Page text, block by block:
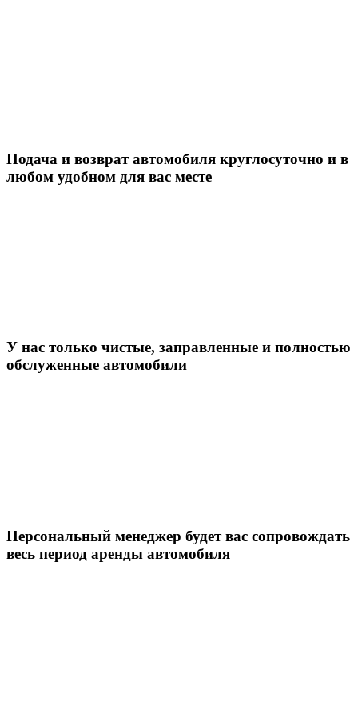
Подача и возврат автомобиля круглосуточно и в
любом удобном для вас месте
У нас только чистые, заправленные и полностью
обслуженные автомобили
Персональный менеджер будет вас сопровождать
весь период аренды автомобиля